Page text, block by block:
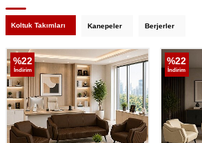
Koltuk Takımları Kanepeler Berjerler
%22
İndirim
%22
İndirim